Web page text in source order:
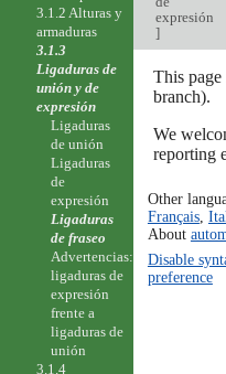
expresión
]
This
branch).
We
reporting
Other
Français,
About
Disable
preference
3.1.2 Alturas y
armaduras
3.1.3
Ligaduras de
unión y de
expresión
Ligaduras
de unión
Ligaduras
de
expresión
Ligaduras
de fraseo
Advertencias:
ligaduras de
expresión
frente a
ligaduras de
unión
3.1.4